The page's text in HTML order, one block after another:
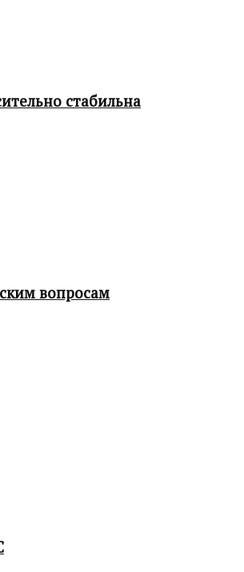
стабильна
вопросам